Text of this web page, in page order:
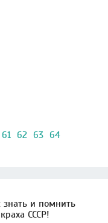
61 62 63 64
знать и помнить
СССР!